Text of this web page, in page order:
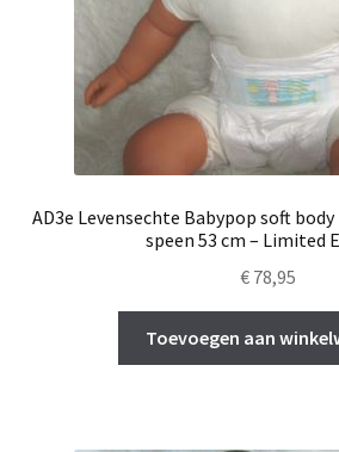
AD3e Levensechte Babypop soft
speen 53 cm – Limited
€78,95
Toevoegen aan